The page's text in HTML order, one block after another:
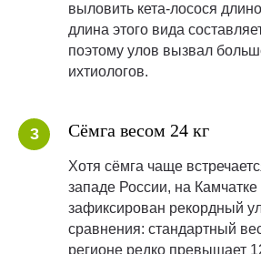
выловить кета-лосося
длина этого вида
поэтому улов вызвал
ихтиологов.
Сёмга весом 24 кг
Хотя сёмга чаще
западе России, на
зафиксирован рекордный
сравнения: стандартный
регионе редко превышает